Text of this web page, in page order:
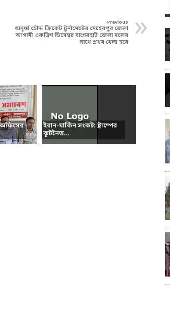
»
Previous
অনূর্ধ্ব চৌদ্দ ক্রিকেট টুর্নামেন্টের মেহেরপুর জেলা
আগামী একত্রিশ ডিসেম্বর বাগেরহাট জেলা দলের
সাথে প্রথম খেলা হবে
ইরান-মার্কিন সংকট: ট্রাম্পের
কূটনৈত...